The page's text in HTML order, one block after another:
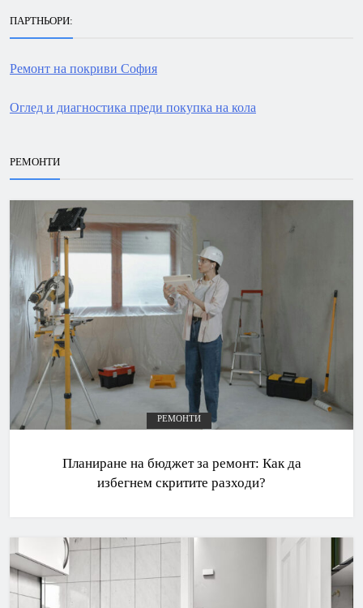
ПАРТНЬОРИ:
Ремонт на покриви София
Оглед и диагностика преди покупка на кола
РЕМОНТИ
РЕМОНТИ
Планиране на бюджет за ремонт: Как да
избегнем скритите разходи?